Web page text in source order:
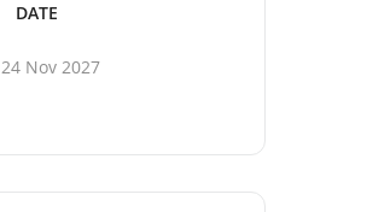
DATE
24 Nov 2027